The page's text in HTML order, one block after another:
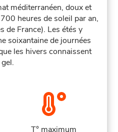
méditerranéen, doux et
heures de soleil par an,
de France). Les étés y
soixantaine de journées
les hivers connaissent
T° maximum